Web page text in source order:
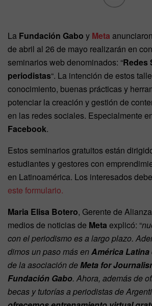
La Fundación Gabo y Meta
de abril al 26 de mayo realizarán en
seminarios web denominados: “Redes
periodistas“. La intención de estos
conocimiento, buenas prácticas y
potenciar la creación y gestión de
en las redes sociales. Especialmente
Facebook.
Estos seminarios gratuitos están
estudiantes y gestores con
en Latinoamérica. Los interesados
este formulario.
Maria Elisa Botero, Gerente de
medios de noticias de Meta explicó: “
con el periodismo es a largo plazo.
dimos un paso más enAmérica Latina
de la asociación deMeta for
Fundación Gabo. Ahora, además de
becas y tutorías a periodistas de